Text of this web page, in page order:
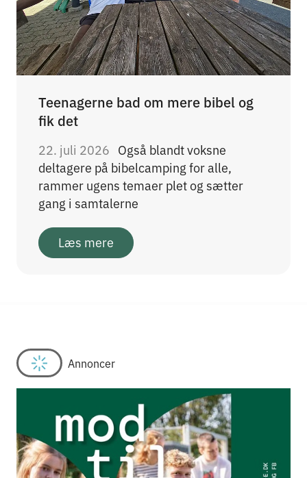
Teenagerne bad om mere bibel og
fik det
22. juli 2026 Også blandt voksne
deltagere på bibelcamping for alle,
rammer ugens temaer plet og sætter
gang i samtalerne
Læs mere
Annoncer